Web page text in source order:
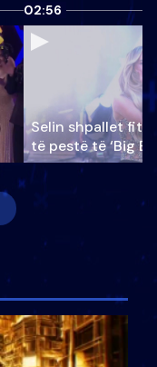
02:56
Selin shpallet
të pestë të ‘Big